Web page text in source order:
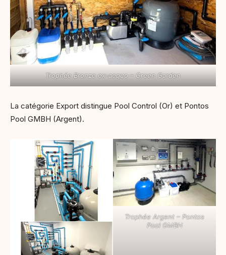
Trophée Bronze ex-aequo – Green Garden
La catégorie Export distingue Pool Control (Or) et Pontos
Pool GMBH (Argent).
Trophée Argent – Pontos
Pool GMBH